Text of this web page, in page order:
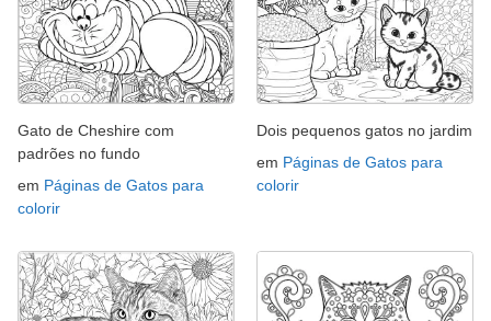
Gato de Cheshire com
padrões no fundo
em Páginas de Gatos para
colorir
Dois pequenos gatos no jardim
em Páginas de Gatos para
colorir